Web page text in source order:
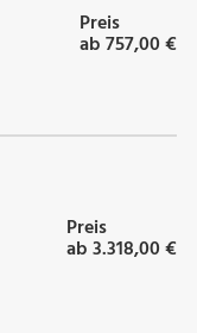
Preis
ab 757,00 €
Preis
ab 3.318,00 €